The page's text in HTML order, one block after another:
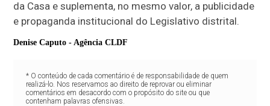
da Casa e suplementa, no mesmo valor, a publicidade
e propaganda institucional do Legislativo distrital.
Denise Caputo - Agência CLDF
* O conteúdo de cada comentário é de responsabilidade de quem
realizá-lo. Nos reservamos ao direito de reprovar ou eliminar
comentários em desacordo com o propósito do site ou que
contenham palavras ofensivas.